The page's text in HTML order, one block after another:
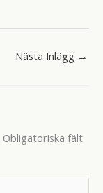
Nästa Inlägg →
Obligatoriska fält